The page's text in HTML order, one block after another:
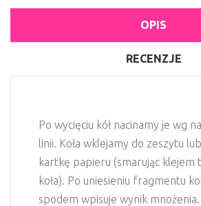
OPIS
RECENZJE
Po wycięciu kół nacinamy je wg
linii. Koła wklejamy do zeszytu
kartkę papieru (smarując klejem
koła). Po uniesieniu fragmentu
spodem wpisuje wynik mnożenia.